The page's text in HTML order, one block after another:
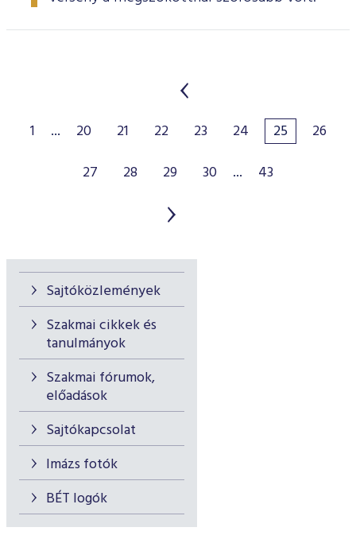
Sajtóközlemények
Szakmai cikkek és
tanulmányok
Szakmai fórumok,
előadások
Sajtókapcsolat
Imázs fotók
BÉT logók
1 ... 20 21 22 23 24 25
26
27
28 29 30 ... 43